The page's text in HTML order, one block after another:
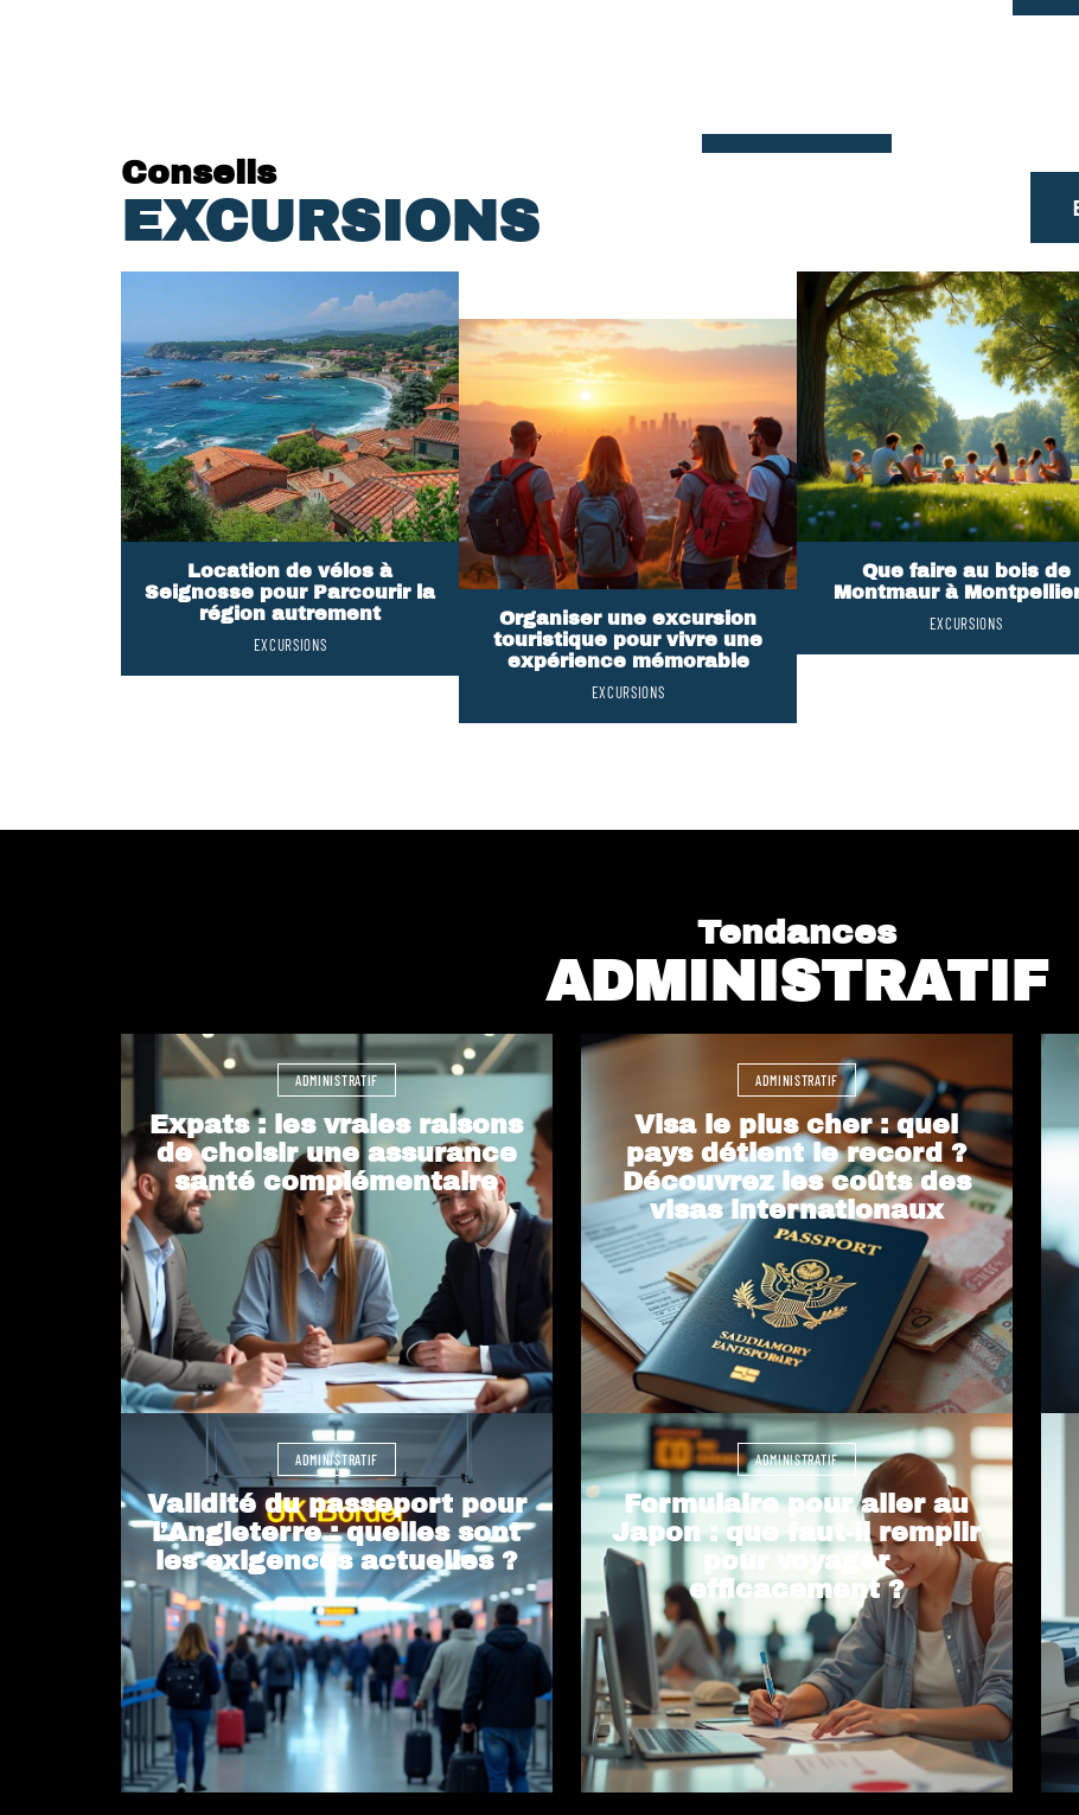
Conseils
EXCURSIONS
Location de vélos à
Seignosse pour Parcourir la
région autrement
EXCURSIONS
Organiser une excursion
touristique pour vivre une
expérience mémorable
EXCURSIONS
Que faire au bois de
Montmaur à
EXCURSIONS
Tendances
ADMINISTRATIF
ADMINISTRATIF
Expats : les vraies raisons
de choisir une assurance
santé complémentaire
ADMINISTRATIF
Visa le plus cher : quel
pays détient le record ?
Découvrez les coûts des
visas internationaux
ADMINISTRATIF
Validité du passeport pour
l’Angleterre : quelles sont
les exigences actuelles ?
ADMINISTRATIF
Formulaire pour aller au
Japon : que faut-il remplir
pour voyager
efficacement ?